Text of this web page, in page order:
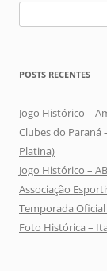
por:
POSTS RECENTES
Jogo Histórico –
Clubes do Paraná
Platina)
Jogo Histórico –
Associação
Temporada Oficial
Foto Histórica –